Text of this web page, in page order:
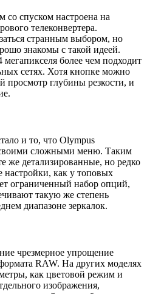
спуском настроена на
телеконвертера.
странным выбором, но
знакомы с такой идеей.
более чем подходит
сетях. Хотя кнопке можно
просмотр глубины резкости, и
и то, что Olympus
своими сложными меню. Таким
же детализированные, но редко
как у топовых
ограниченный набор опций,
такую же степень
диапазоне зеркалок.
чрезмерное упрощение
RAW. На других моделях
как цветовой режим и
изображения,